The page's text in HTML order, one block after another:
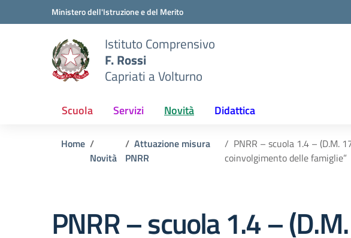
Vai ai contenuti
Vai al menu di navigazioneMinistero dell'Istruzione e del Merito
Istituto Comprensivo
F. Rossi
Capriati a Volturno
Scuola Servizi Novità Didattica
Home
Novità
Attuazione misura
PNRR
PNRR – scuola 1.4 – (D.M.
coinvolgimento delle famiglie”
PNRR – scuola 1.4 –